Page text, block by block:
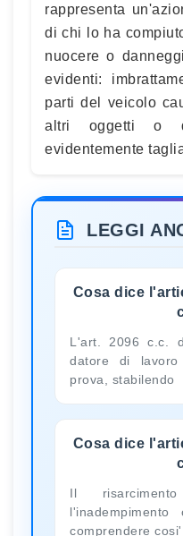
rappresenta
di chi lo ha
nuocere o
evidenti:
parti del veicolo
altri oggetti o
evidentemente
LEGGI
Cosa dice
L'art. 2096 c.c.
datore di
prova, stabilendo
Cosa dice
Il
comprendere